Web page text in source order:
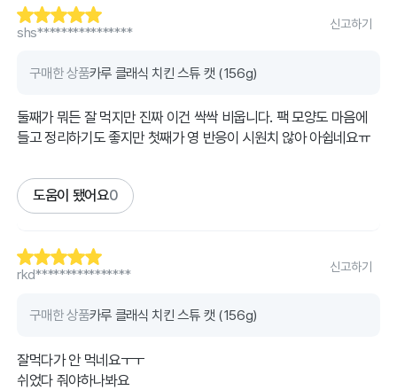
shs****************
신고하기
구매한 상품카루 클래식 치킨 스튜 캣 (156g)
둘째가 뭐든 잘 먹지만 진짜 이건 싹싹 비웁니다. 팩 모양도 마음에
들고 정리하기도 좋지만 첫째가 영 반응이 시원치 않아 아쉽네요ㅠ
도움이 됐어요0
rkd****************
신고하기
구매한 상품카루 클래식 치킨 스튜 캣 (156g)
잘먹다가 안 먹네요ㅜㅜ
쉬었다 줘야하나봐요